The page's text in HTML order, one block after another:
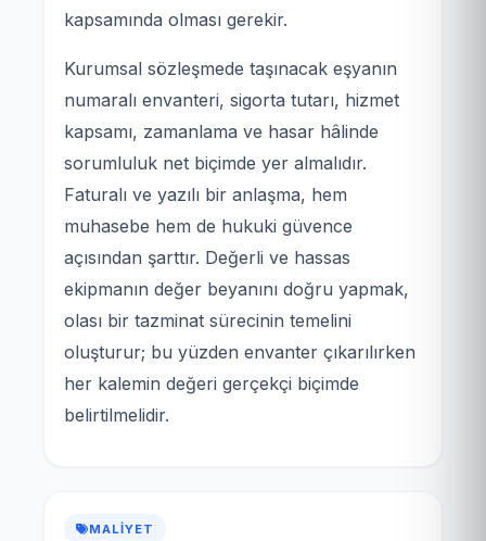
kapsamında olması gerekir.
Kurumsal sözleşmede taşınacak eşyanın
numaralı envanteri, sigorta tutarı, hizmet
kapsamı, zamanlama ve hasar hâlinde
sorumluluk net biçimde yer almalıdır.
Faturalı ve yazılı bir anlaşma, hem
muhasebe hem de hukuki güvence
açısından şarttır. Değerli ve hassas
ekipmanın değer beyanını doğru yapmak,
olası bir tazminat sürecinin temelini
oluşturur; bu yüzden envanter çıkarılırken
her kalemin değeri gerçekçi biçimde
belirtilmelidir.
MALIYET